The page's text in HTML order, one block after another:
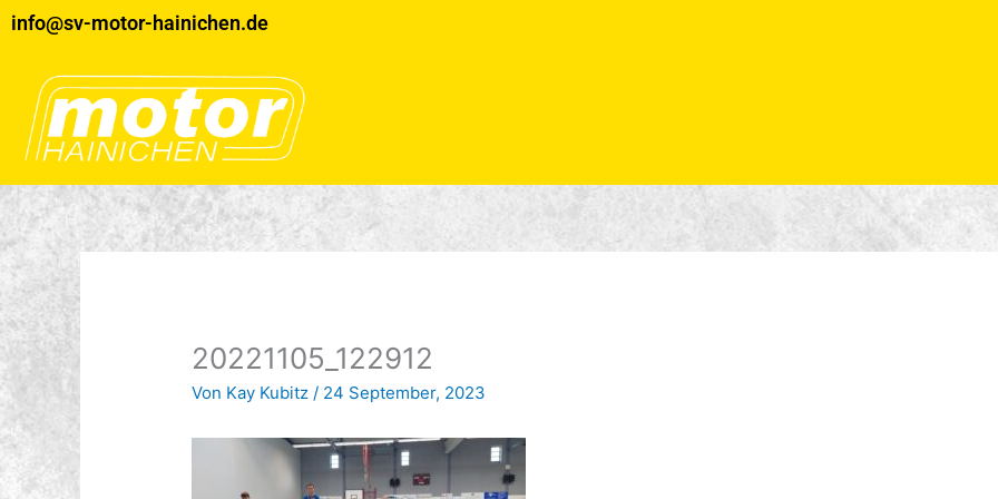
Zum
info@sv-motor-hainichen.de
20221105_122912
Von Kay Kubitz/ 24 September, 2023